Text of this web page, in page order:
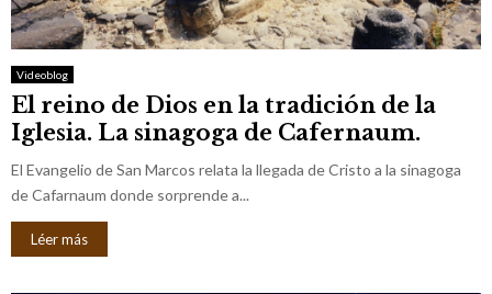
Videoblog
El reino de Dios en la tradición de la
Iglesia. La sinagoga de Cafernaum.
El Evangelio de San Marcos relata la llegada de Cristo a la sinagoga
de Cafarnaum donde sorprende a...
Léer más